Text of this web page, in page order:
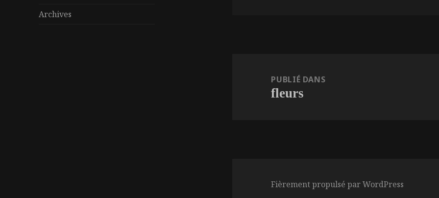
Archives
PUBLIÉ DANS
fleurs
Fièrement propulsé par WordPress